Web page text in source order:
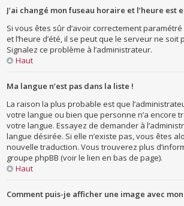
J’ai changé mon fuseau horaire et l’heure est
Si vous êtes sûr d’avoir correctement
et l’heure d’été, il se peut que le serveur ne soit
Signalez ce problème à l’administrateur.
Haut
Ma langue n’est pas dans la liste !
La raison la plus probable est que
votre langue ou bien que personne n’a encore
votre langue. Essayez de demander à
langue désirée. Si elle n’existe pas, vous êtes
nouvelle traduction. Vous trouverez plus
groupe phpBB (voir le lien en bas de page).
Haut
Comment puis-je afficher une image avec